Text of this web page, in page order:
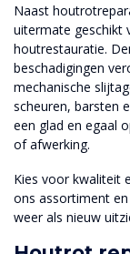
Naast
uitermate geschikt
houtrestauratie.
beschadigingen
mechanische
scheuren, barsten
een glad en egaal
of afwerking.
Kies voor kwaliteit
ons assortiment
weer als nieuw